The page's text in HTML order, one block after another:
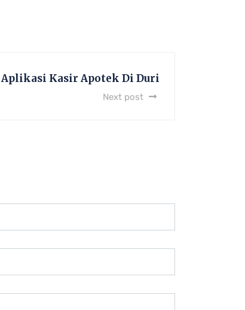
Kasir Apotek Di Duri
Next post